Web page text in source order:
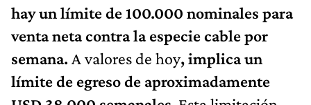
hay un límite de 100.000 nominales para
venta neta contra la especie cable por
semana. A valores de hoy, implica un
límite de egreso de aproximadamente